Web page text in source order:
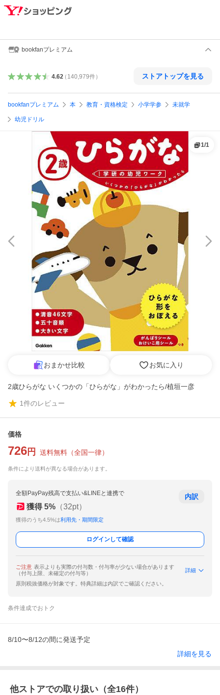
bookfanプレミアム
4.62（ 140,979件） ストアトップを見る
bookfanプレミアム 本 教育・資格検定 小学学参 未就学
幼児ドリル
1/1
おまかせ比較 お気に入り
2歳ひらがな いくつかの「ひらがな」がわかったら/植垣一彦
1件のレビュー
価格
726 円 送料無料 （全国一律）
条件により送料が異なる場合があります。
全額PayPay残高で支払い&LINEと連携で
獲得 5% （32pt）
獲得のうち4.5%は利用先・期間限定
内訳
ログインして確認
ご注意 表示よりも実際の付与数・付与率が少ない場合があります
（付与上限、未確定の付与等）
詳細
原則税抜価格が対象です。特典詳細は内訳でご確認ください。
条件達成でおトク
8/10〜8/12の間に発送予定
詳細を見る
他ストアでの取り扱い（全16件）